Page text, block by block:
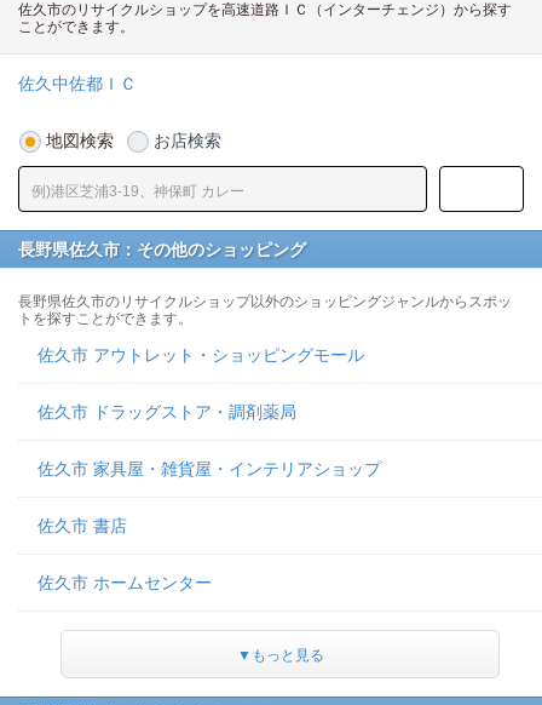
佐久市のリサイクルショップを高速道路ＩＣ（インターチェンジ）から探す
ことができます。
佐久中佐都ＩＣ
地図検索 お店検索
長野県佐久市：その他のショッピング
長野県佐久市のリサイクルショップ以外のショッピングジャンルからスポッ
トを探すことができます。
佐久市 アウトレット・ショッピングモール
佐久市 ドラッグストア・調剤薬局
佐久市 家具屋・雑貨屋・インテリアショップ
佐久市 書店
佐久市 ホームセンター
▼もっと見る